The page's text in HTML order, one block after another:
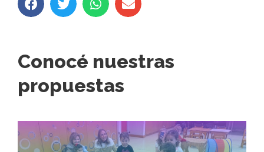
Conocé nuestras
propuestas